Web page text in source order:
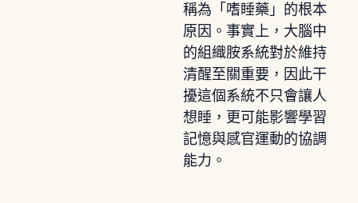
稱為「嗜睡藥」的根本
原因。事實上，大腦中
的組織胺系統對於維持
清醒至關重要，因此干
擾這個系統不只會讓人
想睡，更可能影響學習
記憶與感官運動的協調
能力。